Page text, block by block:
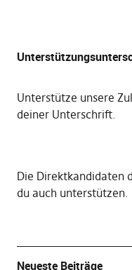
Unterstütze unsere
deiner Unterschrift.
Die Direktkandidaten
du auch unterstützen.
Neueste Beiträge